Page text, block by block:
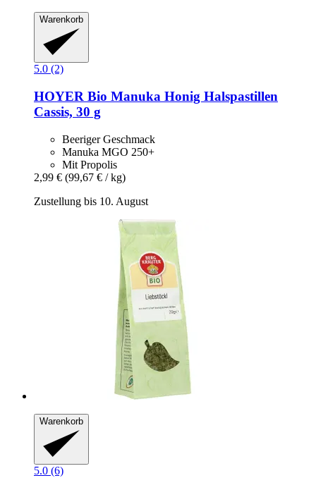
Warenkorb
5.0 (2)
HOYER Bio Manuka Honig Halspastillen
Cassis, 30 g
Beeriger Geschmack
Manuka MGO 250+
Mit Propolis
2,99 € (99,67 € / kg)
Zustellung bis 10. August
Warenkorb
5.0 (6)